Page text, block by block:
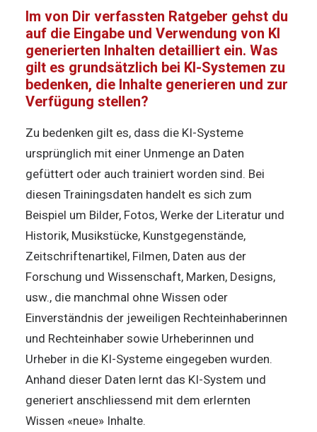
Im von Dir verfassten Ratgeber gehst du
auf die Eingabe und Verwendung von KI
generierten Inhalten detailliert ein. Was
gilt es grundsätzlich bei KI-Systemen zu
bedenken, die Inhalte generieren und zur
Verfügung stellen?
Zu bedenken gilt es, dass die KI-Systeme
ursprünglich mit einer Unmenge an Daten
gefüttert oder auch trainiert worden sind. Bei
diesen Trainingsdaten handelt es sich zum
Beispiel um Bilder, Fotos, Werke der Literatur und
Historik, Musikstücke, Kunstgegenstände,
Zeitschriftenartikel, Filmen, Daten aus der
Forschung und Wissenschaft, Marken, Designs,
usw., die manchmal ohne Wissen oder
Einverständnis der jeweiligen Rechteinhaberinnen
und Rechteinhaber sowie Urheberinnen und
Urheber in die KI-Systeme eingegeben wurden.
Anhand dieser Daten lernt das KI-System und
generiert anschliessend mit dem erlernten
Wissen «neue» Inhalte.